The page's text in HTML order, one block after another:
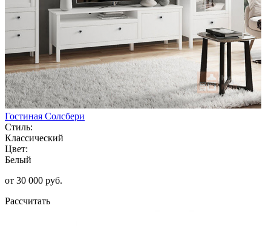
Гостиная Солсбери
Стиль:
Классический
Цвет:
Белый
от 30 000 руб.
Рассчитать